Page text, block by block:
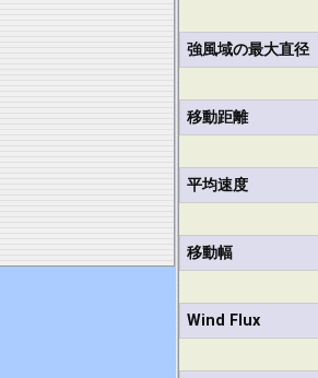
強風域の最大直径
移動距離
平均速度
移動幅
Wind Flux